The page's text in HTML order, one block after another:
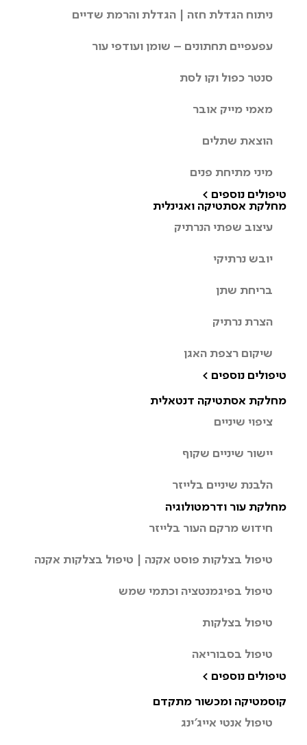
ניתוח הגדלת חזה | הגדלת והרמת שדיים
עפעפיים תחתונים – שומן ועודפי עור
סנטר כפול וקו לסת
מאמי מייק אובר
הוצאת שתלים
מיני מתיחת פנים
טיפולים נוספים >
מחלקת אסתטיקה ואגינלית
עיצוב שפתי הנרתיק
יובש נרתיקי
בריחת שתן
הצרת נרתיק
שיקום רצפת האגן
טיפולים נוספים >
מחלקת אסתטיקה דנטאלית
ציפוי שיניים
יישור שיניים שקוף
הלבנת שיניים בלייזר
מחלקת עור ודרמטולוגיה
חידוש מרקם העור בלייזר
טיפול בצלקות פוסט אקנה | טיפול בצלקות אקנה
טיפול בפיגמנטציה וכתמי שמש
טיפול בצלקות
טיפול בסבוריאה
טיפולים נוספים >
קוסמטיקה ומכשור מתקדם
טיפול אנטי אייג’ינג